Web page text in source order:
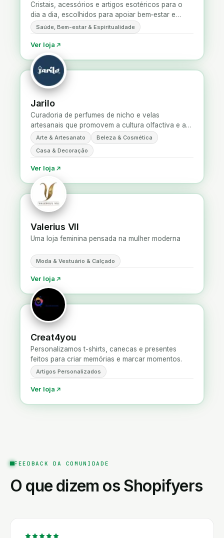
Cristais, acessórios e artigos esotéricos para o
dia a dia, escolhidos para apoiar bem‑estar e
prática espiritual.
Saúde, Bem-estar & Espiritualidade
Ver loja
Jarilo
Curadoria de perfumes de nicho e velas
artesanais que promovem a cultura olfactiva e a
descoberta de fragrâncias fora do circuito
mainstream.
Arte & Artesanato
Beleza & Cosmética
Casa & Decoração
Ver loja
Valerius VII
Uma loja feminina pensada na mulher moderna
Moda & Vestuário & Calçado
Ver loja
Creat4you
Personalizamos t-shirts, canecas e presentes
feitos para criar memórias e marcar momentos.
Artigos Personalizados
Ver loja
FEEDBACK DA COMUNIDADE
O que dizem os Shopifyers